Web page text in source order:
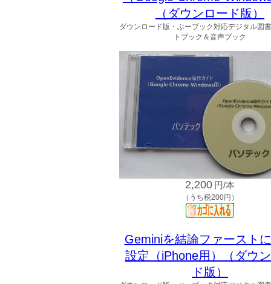
（ダウンロード版）
ダウンロード版・ぶーブック対応デジタル図
トブック＆音声ブック
2,200 円/本
（うち税200円）
Geminiを結論ファースト
設定（iPhone用）（ダウ
ド版）